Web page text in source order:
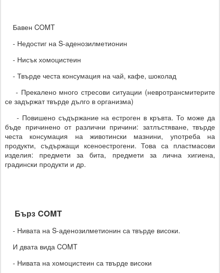
Бавен COMT
- Недостиг на S-аденозилметионин
- Нисък хомоцистеин
- Твърде честа консумация на чай, кафе, шоколад
- Прекалено много стресови ситуации (невротрансмитерите
се задържат твърде дълго в организма)
- Повишено съдържание на естроген в кръвта. То може да
бъде причинено от различни причини: затлъстяване, твърде
честа консумация на животински мазнини, употреба на
продукти, съдържащи ксеноестрогени. Това са пластмасови
изделия: предмети за бита, предмети за лична хигиена,
градински продукти и др.
Бърз COMT
- Нивата на S-аденозилметионин са твърде високи.
И двата вида COMT
- Нивата на хомоцистеин са твърде високи